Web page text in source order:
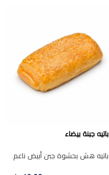
باتيه جبنة بيضاء
باتيه هش بحشوة جبن أبيض ناعم.